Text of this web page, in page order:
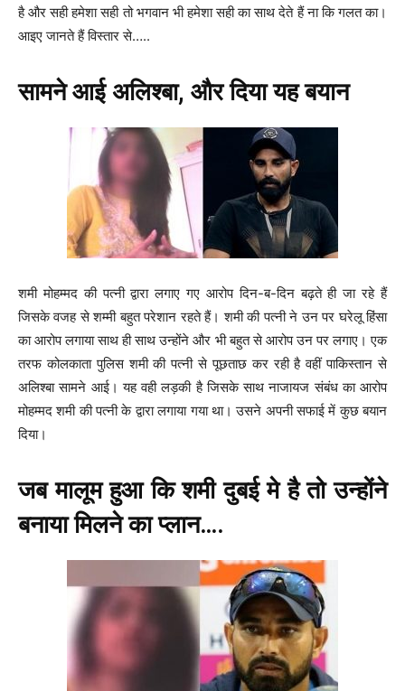
है और सही हमेशा सही तो भगवान भी हमेशा सही का साथ देते हैं ना कि गलत का।
आइए जानते हैं विस्तार से…..
सामने आई अलिश्बा, और दिया यह बयान
शमी मोहम्मद की पत्नी द्वारा लगाए गए आरोप दिन-ब-दिन बढ़ते ही जा रहे हैं
जिसके वजह से शम्मी बहुत परेशान रहते हैं। शमी की पत्नी ने उन पर घरेलू हिंसा
का आरोप लगाया साथ ही साथ उन्होंने और भी बहुत से आरोप उन पर लगाए। एक
तरफ कोलकाता पुलिस शमी की पत्नी से पूछताछ कर रही है वहीं पाकिस्तान से
अलिश्बा सामने आई। यह वही लड़की है जिसके साथ नाजायज संबंध का आरोप
मोहम्मद शमी की पत्नी के द्वारा लगाया गया था। उसने अपनी सफाई में कुछ बयान
दिया।
जब मालूम हुआ कि शमी दुबई मे है तो उन्होंने
बनाया मिलने का प्लान….